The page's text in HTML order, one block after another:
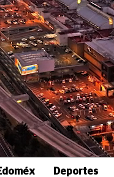
Deportes